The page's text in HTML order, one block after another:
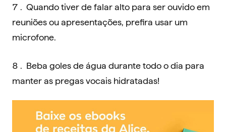
Quando tiver de falar alto para ser ouvido em
reuniões ou apresentações, prefira usar um
microfone.
Beba goles de água durante todo o dia para
manter as pregas vocais hidratadas!